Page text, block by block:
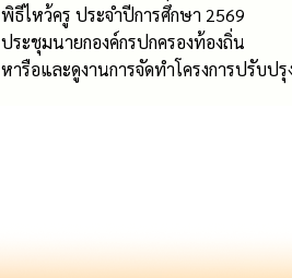
พิธีไหว้ครู ประจำปีการศึกษา 2569
ประชุมนายกองค์กรปกครองท้องถิ่น
หารือและดูงานการจัดทำโครงการปรับป